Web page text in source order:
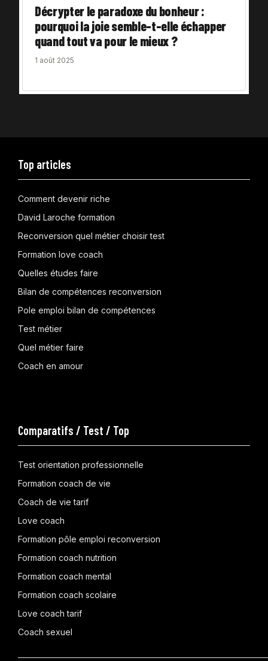
Décrypter le paradoxe du bonheur :
pourquoi la joie semble-t-elle échapper
quand tout va pour le mieux ?
1 août 2025
Top articles
Comment devenir riche
David Laroche formation
Reconversion quel métier choisir test
Formation love coach
Quelles études faire
Bilan de compétences reconversion
Pole emploi bilan de compétences
Test métier
Quel métier faire
Coach en amour
Comparatifs / Test / Top
Test orientation professionnelle
Formation coach de vie
Coach de vie tarif
Love coach
Formation pôle emploi reconversion
Formation coach nutrition
Formation coach mental
Formation coach scolaire
Love coach tarif
Coach sexuel